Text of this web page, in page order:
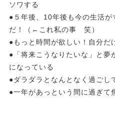
ソワする
●５年後、10年後も今の生活
だ！（←これ私の事 笑）
●もっと時間が欲しい！自分だ
●「将来こうなりたいな」と夢
になっている
●ダラダラとなんとなく過ごし
●一年があっという間に過ぎて